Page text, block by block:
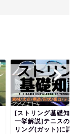
[ストリング基礎知
一挙解説]テニスの
リング(ガット)に詳